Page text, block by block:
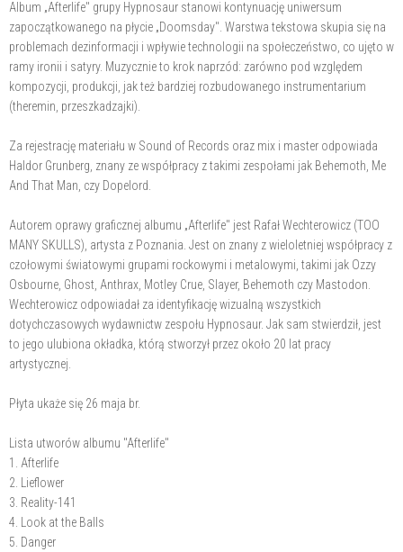
Album „Afterlife" grupy Hypnosaur stanowi kontynuację uniwersum
zapoczątkowanego na płycie „Doomsday". Warstwa tekstowa skupia się na
problemach dezinformacji i wpływie technologii na społeczeństwo, co ujęto w
ramy ironii i satyry. Muzycznie to krok naprzód: zarówno pod względem
kompozycji, produkcji, jak też bardziej rozbudowanego instrumentarium
(theremin, przeszkadzajki).
Za rejestrację materiału w Sound of Records oraz mix i master odpowiada
Haldor Grunberg, znany ze współpracy z takimi zespołami jak Behemoth, Me
And That Man, czy Dopelord.
Autorem oprawy graficznej albumu „Afterlife" jest Rafał Wechterowicz (TOO
MANY SKULLS), artysta z Poznania. Jest on znany z wieloletniej współpracy z
czołowymi światowymi grupami rockowymi i metalowymi, takimi jak Ozzy
Osbourne, Ghost, Anthrax, Motley Crue, Slayer, Behemoth czy Mastodon.
Wechterowicz odpowiadał za identyfikację wizualną wszystkich
dotychczasowych wydawnictw zespołu Hypnosaur. Jak sam stwierdził, jest
to jego ulubiona okładka, którą stworzył przez około 20 lat pracy
artystycznej.
Płyta ukaże się 26 maja br.
Lista utworów albumu "Afterlife"
1. Afterlife
2. Lieflower
3. Reality-141
4. Look at the Balls
5. Danger